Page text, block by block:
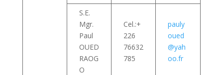
S.E.
Mgr.
Paul
OUED
RAOG
O
Cel.:+
226
76632
785
pauly
oued
@yah
oo.fr